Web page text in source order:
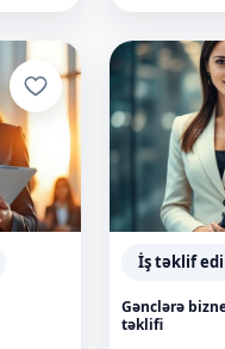
İş təklif
Gənclərə
təklifi